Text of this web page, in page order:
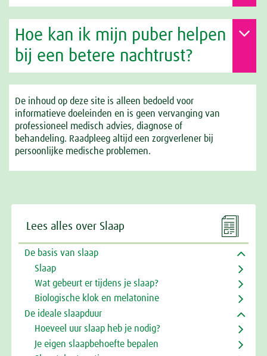
Hoe kan ik mijn puber helpen
bij een betere nachtrust?
De inhoud op deze site is alleen bedoeld voor
informatieve doeleinden en is geen vervanging van
professioneel medisch advies, diagnose of
behandeling. Raadpleeg altijd een zorgverlener bij
persoonlijke medische problemen.

Lees alles over Slaap
De basis van slaap
Slaap
Wat gebeurt er tijdens je slaap?
Biologische klok en melatonine
De ideale slaapduur
Hoeveel uur slaap heb je nodig?
Je eigen slaapbehoefte bepalen